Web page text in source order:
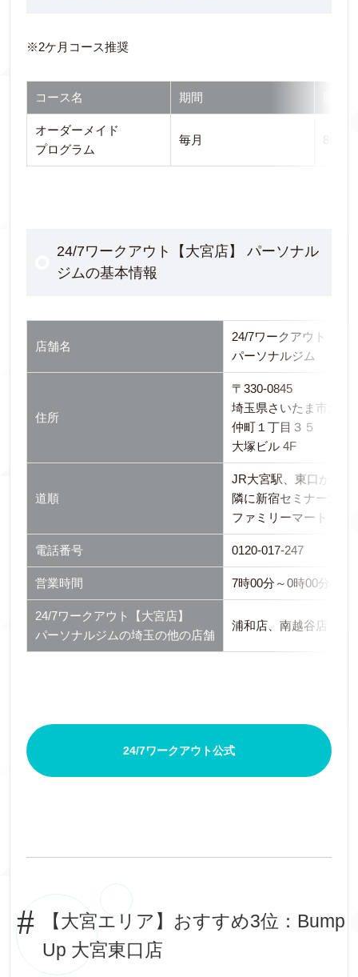
※2ケ月コース推奨
コース名 期間
オーダーメイド
プログラム
毎月 8回
24/7ワークアウト【大宮店】 パーソナル
ジムの基本情報
店舗名
24/7ワークアウト【大
パーソナルジム
住所
〒330-0845
埼玉県さいたま市大宮
仲町１丁目３５
大塚ビル 4F
道順
JR大宮駅、東口から歩
隣に新宿セミナー大宮
ファミリーマート 大
電話番号 0120-017-247
営業時間 7時00分～0時00分
24/7ワークアウト【大宮店】
パーソナルジムの埼玉の他の店舗
浦和店、南越谷店、春
24/7ワークアウト公式
【大宮エリア】おすすめ3位：Bump
Up 大宮東口店